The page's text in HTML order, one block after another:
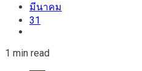
มีนาคม
31
1 min read